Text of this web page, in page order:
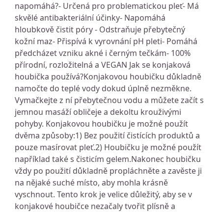
napomáhá?- Určená pro problematickou pleť- Má
skvělé antibakteriální účinky- Napomáhá
hloubkově čistit póry - Odstraňuje přebytečný
kožní maz- Přispívá k vyrovnání pH pleti- Pomáhá
předcházet vzniku akné i černým tečkám- 100%
přírodní, rozložitelná a VEGAN Jak se konjaková
houbička používá?Konjakovou houbičku důkladně
namočte do teplé vody dokud úplně nezměkne.
Vymačkejte z ní přebytečnou vodu a můžete začít s
jemnou masáží obličeje a dekoltu krouživými
pohyby. Konjakovou houbičku je možné použít
dvěma způsoby:1) Bez použití čistících produktů a
pouze masírovat pleť.2) Houbičku je možné použít
například také s čisticím gelem.Nakonec houbičku
vždy po použití důkladně propláchněte a zavěste ji
na nějaké suché místo, aby mohla krásně
vyschnout. Tento krok je velice důležitý, aby se v
konjakové houbičce nezačaly tvořit plísně a